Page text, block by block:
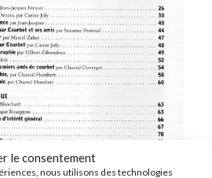
le consentement
nous utilisons des technologies